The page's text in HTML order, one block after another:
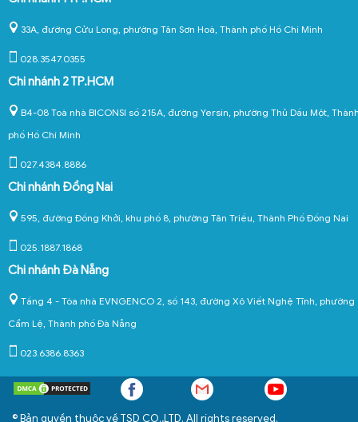
33A, đường Cửu Long, phường Tân Sơn Hoà, Thành phố Hồ Chí Minh
028.3547.0355
Chi nhánh 2 TP.HCM
B4-08 Toà nhà BICONSI số 215A, đường Yersin, phường Thủ Dầu Một,
phố Hồ Chí Minh
027.4384.8886
Chi nhánh Đồng Nai
595, đường Đồng Khởi, khu phố 8, phường Tân Triều, Thành Phố Đồng Nai
025.1887.1868
Chi nhánh Đà Nẵng
Tầng 4 - Tòa nhà EVNGENCO 2, số 143, đường Xô Viết Nghệ Tĩnh, phường
Cẩm Lệ, Thành phố Đà Nẵng
023.6386.8363
© Bản quyền thuộc về TSD CO.,LTD. All rights reserved.